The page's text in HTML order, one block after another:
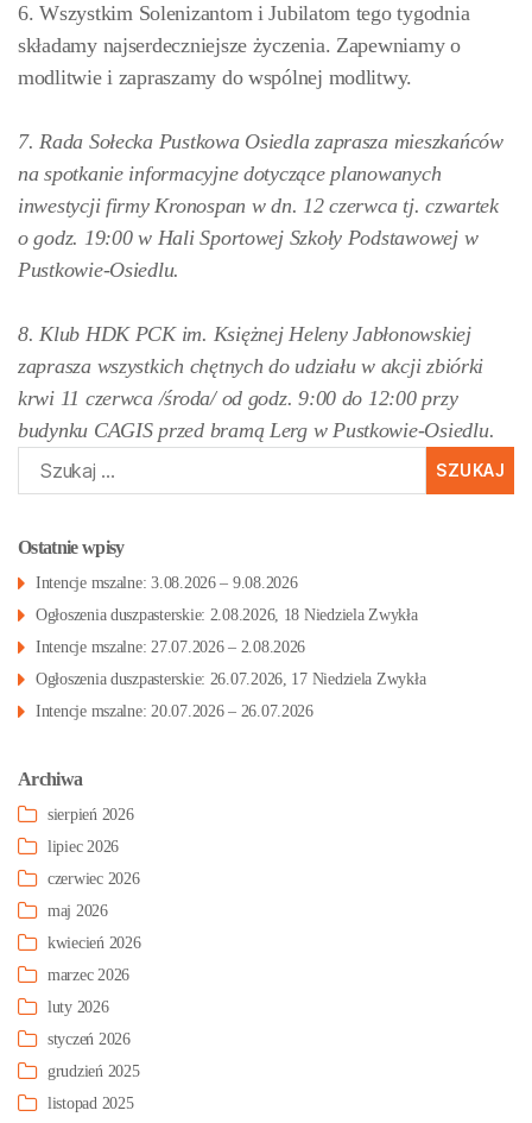
6.Wszystkim Solenizantom i Jubilatom tego tygodnia
składamy najserdeczniejsze życzenia. Zapewniamy o
modlitwie i zapraszamy do wspólnej modlitwy.
7. Rada Sołecka Pustkowa Osiedla zaprasza mieszkańców
na spotkanie informacyjne dotyczące planowanych
inwestycji firmy Kronospan w dn. 12 czerwca tj. czwartek
o godz. 19:00 w Hali Sportowej Szkoły Podstawowej w
Pustkowie-Osiedlu.
8. Klub HDK PCK im. Księżnej Heleny Jabłonowskiej
zaprasza wszystkich chętnych do udziału w akcji zbiórki
krwi 11 czerwca /środa/ od godz. 9:00 do 12:00 przy
budynku CAGIS przed bramą Lerg w Pustkowie-Osiedlu.
Szukaj:
Ostatnie wpisy
Intencje mszalne: 3.08.2026 – 9.08.2026
Ogłoszenia duszpasterskie: 2.08.2026, 18 Niedziela Zwykła
Intencje mszalne: 27.07.2026 – 2.08.2026
Ogłoszenia duszpasterskie: 26.07.2026, 17 Niedziela Zwykła
Intencje mszalne: 20.07.2026 – 26.07.2026
Archiwa
sierpień 2026
lipiec 2026
czerwiec 2026
maj 2026
kwiecień 2026
marzec 2026
luty 2026
styczeń 2026
grudzień 2025
listopad 2025